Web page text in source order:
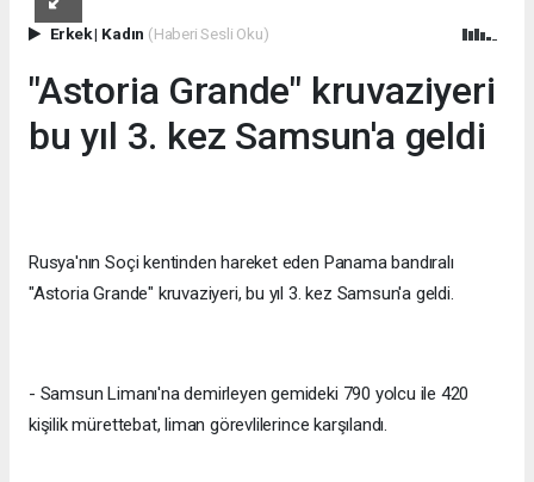
Erkek| Kadın (Haberi Sesli Oku)
"Astoria Grande" kruvaziyeri
bu yıl 3. kez Samsun'a geldi
Rusya'nın Soçi kentinden hareket eden Panama bandıralı
"Astoria Grande" kruvaziyeri, bu yıl 3. kez Samsun'a geldi.
- Samsun Limanı'na demirleyen gemideki 790 yolcu ile 420
kişilik mürettebat, liman görevlilerince karşılandı.